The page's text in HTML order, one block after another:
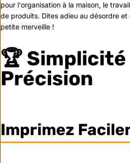
pour l'organisation à la maison, le
de produits. Dites adieu au désordre
petite merveille !
🏆
Précision
Imprimez